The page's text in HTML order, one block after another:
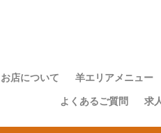
お店について
羊エリアメニュー
よくあるご質問
求